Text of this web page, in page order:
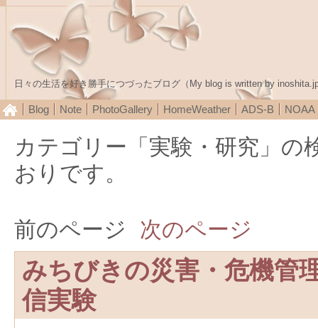
日々の生活を好き勝手につづったブログ（My blog is written by
Blog Note PhotoGallery HomeWeather ADS-B NOAA
カテゴリー「実験・研究」の
おりです。
前のページ 次のページ
みちびきの災害・危機管
信実験